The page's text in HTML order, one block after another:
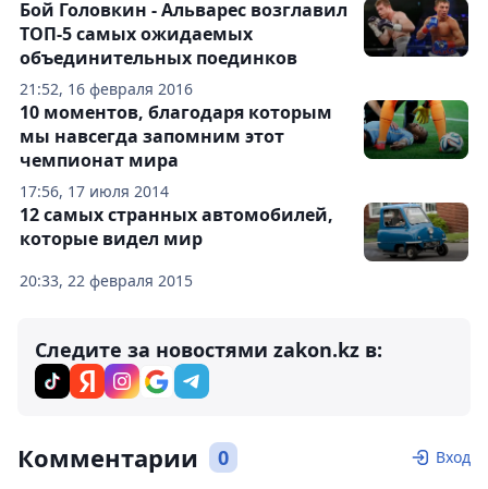
21:52, 16 февраля 2016
Бой Головкин - Альварес возглавил
ТОП-5 самых ожидаемых
объединительных поединков
17:56, 17 июля 2014
10 моментов, благодаря которым
мы навсегда запомним этот
чемпионат мира
20:33, 22 февраля 2015
12 самых странных автомобилей,
которые видел мир
Следите за новостями zakon.kz в:
Комментарии 0 Вход